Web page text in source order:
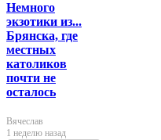
Немного
экзотики из...
Брянска, где
местных
католиков
почти не
осталось
Вячеслав
1 неделю назад